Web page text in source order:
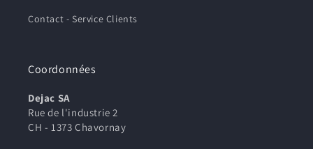
Contact - Service Clients
Coordonnées
Dejac SA
Rue de l'industrie 2
CH - 1373 Chavornay